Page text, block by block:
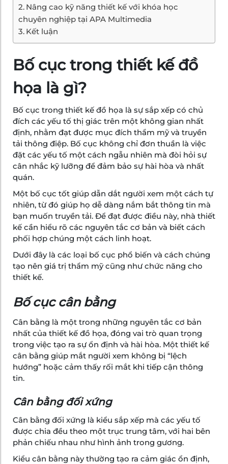
Nâng cao kỹ năng thiết kế với khóa học
chuyên nghiệp tại APA Multimedia
Kết luận
Bố cục trong thiết kế đồ
họa là gì?
Bố cục trong thiết kế đồ họa là sự sắp xếp có chủ
đích các yếu tố thị giác trên một không gian nhất
định, nhằm đạt được mục đích thẩm mỹ và truyền
tải thông điệp. Bố cục không chỉ đơn thuần là việc
đặt các yếu tố một cách ngẫu nhiên mà đòi hỏi sự
cân nhắc kỹ lưỡng để đảm bảo sự hài hòa và nhất
quán.
Một bố cục tốt giúp dẫn dắt người xem một cách tự
nhiên, từ đó giúp họ dễ dàng nắm bắt thông tin mà
bạn muốn truyền tải. Để đạt được điều này, nhà thiết
kế cần hiểu rõ các nguyên tắc cơ bản và biết cách
phối hợp chúng một cách linh hoạt.
Dưới đây là các loại bố cục phổ biến và cách chúng
tạo nên giá trị thẩm mỹ cũng như chức năng cho
thiết kế.
Bố cục cân bằng
Cân bằng là một trong những nguyên tắc cơ bản
nhất của thiết kế đồ họa, đóng vai trò quan trọng
trong việc tạo ra sự ổn định và hài hòa. Một thiết kế
cân bằng giúp mắt người xem không bị “lệch
hướng” hoặc cảm thấy rối mắt khi tiếp cận thông
tin.
Cân bằng đối xứng
Cân bằng đối xứng là kiểu sắp xếp mà các yếu tố
được chia đều theo một trục trung tâm, với hai bên
phản chiếu nhau như hình ảnh trong gương.
Kiểu cân bằng này thường tạo ra cảm giác ổn định,